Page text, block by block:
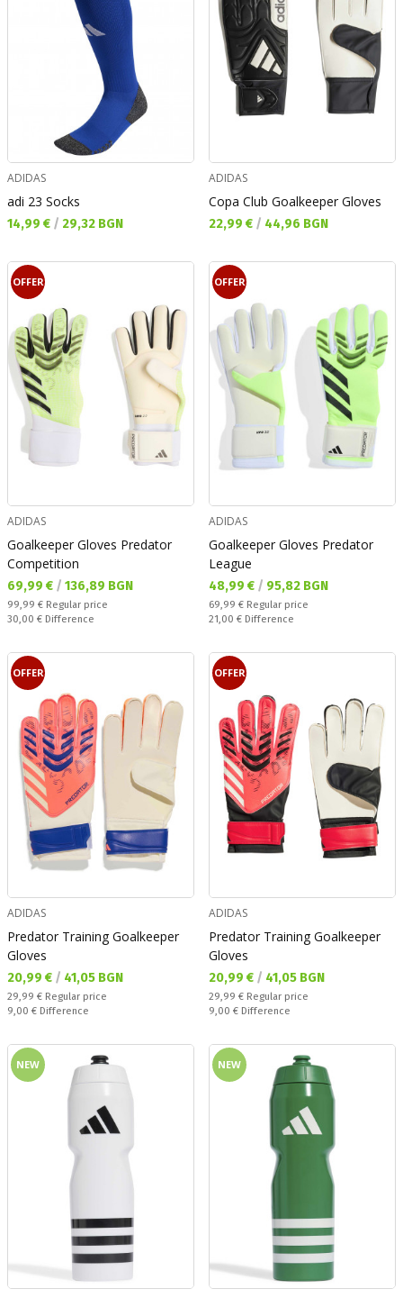
ADIDAS
adi 23 Socks
Текуща цена:
14,99 € / 29,32 BGN
ADIDAS
Copa Club Goalkeeper Gloves
Текуща цена:
22,99 € / 44,96 BGN
OFFER
ADIDAS
Goalkeeper Gloves Predator
Competition
Текуща цена:
69,99 € / 136,89 BGN
Regular price:
99,99 € Regular price
Спестявате:
30,00 € Difference
OFFER
ADIDAS
Goalkeeper Gloves Predator
League
Текуща цена:
48,99 € / 95,82 BGN
Regular price:
69,99 € Regular price
Спестявате:
21,00 € Difference
OFFER
ADIDAS
Predator Training Goalkeeper
Gloves
Текуща цена:
20,99 € / 41,05 BGN
Regular price:
29,99 € Regular price
Спестявате:
9,00 € Difference
OFFER
ADIDAS
Predator Training Goalkeeper
Gloves
Текуща цена:
20,99 € / 41,05 BGN
Regular price:
29,99 € Regular price
Спестявате:
9,00 € Difference
NEW NEW